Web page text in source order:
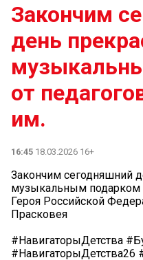
Закончим
день
от
им.
16:45 18.03.2026 16+
Закончим сегодняшний
музыкальным
Героя Российской
Прасковея
#НавигаторыДетства
#НавигаторыДетства26